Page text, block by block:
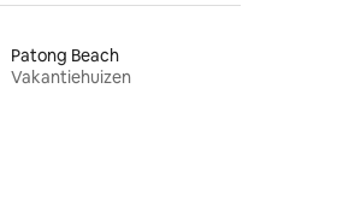
Patong Beach
Vakantiehuizen